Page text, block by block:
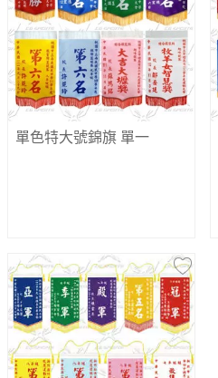
單色特大號錦旗 單一